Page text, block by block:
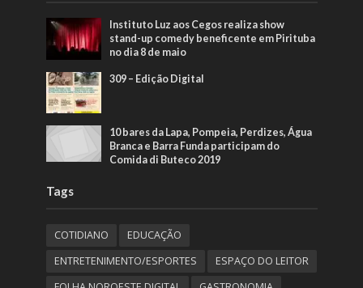
Instituto Luz aos Cegos realiza show
stand-up comedy beneficente em Pirituba
no dia 8 de maio
309 – Edição Digital
10 bares da Lapa, Pompeia, Perdizes, Água
Branca e Barra Funda participam do
Comida di Buteco 2019
Tags
COTIDIANO
EDUCAÇÃO
ENTRETENIMENTO/ESPORTES
ESPAÇO DO LEITOR